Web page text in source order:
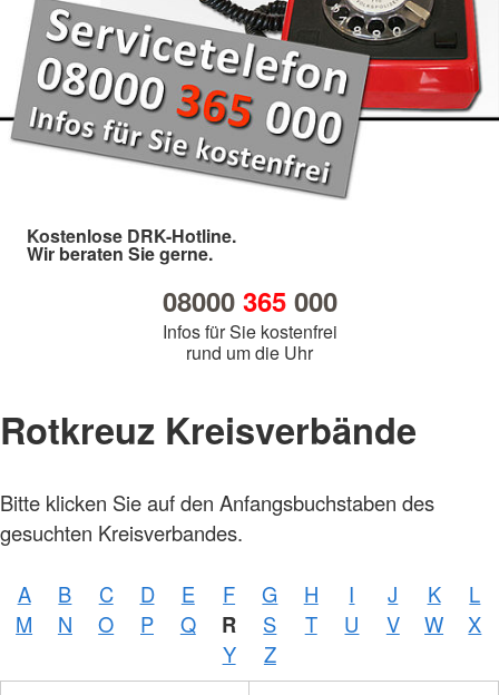
Kostenlose DRK-Hotline.
Wir beraten Sie gerne.
08000 365000
Infos für Sie kostenfrei
rund um die Uhr
Rotkreuz Kreisverbände
Bitte klicken Sie auf den Anfangsbuchstaben des
gesuchten Kreisverbandes.
A B C D E F G H I J K
L
M
N O P Q R S T U V W
X
Y
Z